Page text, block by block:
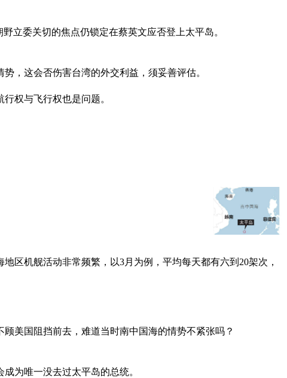
立委关切的焦点仍锁定在蔡英文应否登上太平岛。
，这会否伤害台湾的外交利益，须妥善评估。
权与飞行权也是问题。
区机舰活动非常频繁，以3月为例，平均每天都有六到20架次，
美国阻挡前去，难道当时南中国海的情势不紧张吗？
为唯一没去过太平岛的总统。